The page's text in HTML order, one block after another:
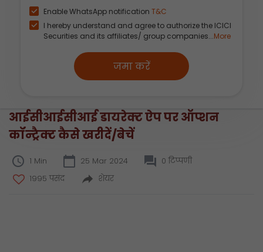
Enable WhatsApp notification T&C
I hereby understand and agree to authorize the ICICI
Securities and its affiliates/ group companies...More
जमा करें
आईसीआईसीआई डायरेक्ट ऐप पर ऑप्शन
कॉन्ट्रैक्ट कैसे खरीदें/बेचें
1 Min 25 Mar 2024
0 टिप्पणी
1995 पसंद
शेयर